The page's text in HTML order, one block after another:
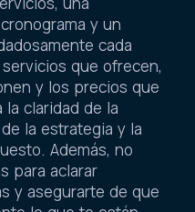
y un
cada
que ofrecen,
y los precios que
claridad de la
la estrategia y la
Además, no
para aclarar
y asegurarte de que